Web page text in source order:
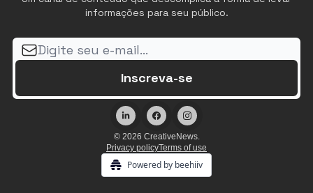
informações para seu público.
© 2026 CreativeNews.
Privacy policyTerms of use
Powered by beehiiv